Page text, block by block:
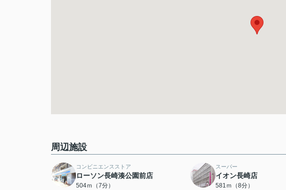
周辺施設
コンビニエンスストア
ローソン長崎湊公園前店
504ｍ（7分）
スーパー
イオン長崎店
581ｍ（8分）